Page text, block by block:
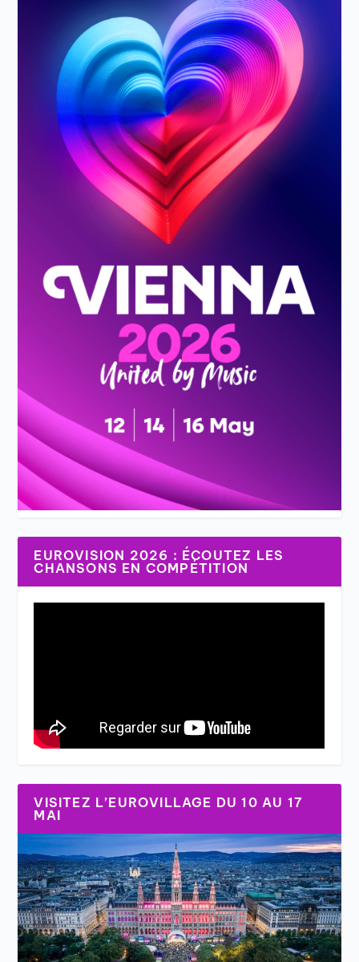
EUROVISION 2026 : ÉCOUTEZ LES
CHANSONS EN COMPÉTITION
VISITEZ L’EUROVILLAGE DU 10 AU 17
MAI